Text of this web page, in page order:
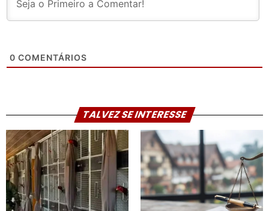
0 COMENTÁRIOS
TALVEZ SE INTERESSE